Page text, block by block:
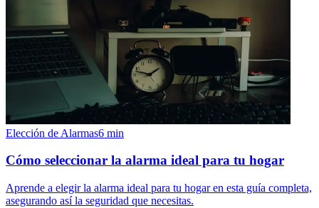
Elección de Alarmas6 min
Cómo seleccionar la alarma ideal para tu hogar
Aprende a elegir la alarma ideal para tu hogar en esta guía completa,
asegurando así la seguridad que necesitas.